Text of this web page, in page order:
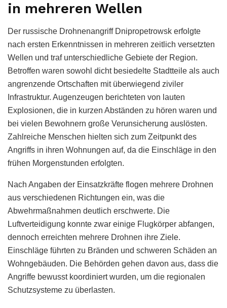
in mehreren Wellen
Der russische Drohnenangriff Dnipropetrowsk erfolgte
nach ersten Erkenntnissen in mehreren zeitlich versetzten
Wellen und traf unterschiedliche Gebiete der Region.
Betroffen waren sowohl dicht besiedelte Stadtteile als auch
angrenzende Ortschaften mit überwiegend ziviler
Infrastruktur. Augenzeugen berichteten von lauten
Explosionen, die in kurzen Abständen zu hören waren und
bei vielen Bewohnern große Verunsicherung auslösten.
Zahlreiche Menschen hielten sich zum Zeitpunkt des
Angriffs in ihren Wohnungen auf, da die Einschläge in den
frühen Morgenstunden erfolgten.
Nach Angaben der Einsatzkräfte flogen mehrere Drohnen
aus verschiedenen Richtungen ein, was die
Abwehrmaßnahmen deutlich erschwerte. Die
Luftverteidigung konnte zwar einige Flugkörper abfangen,
dennoch erreichten mehrere Drohnen ihre Ziele.
Einschläge führten zu Bränden und schweren Schäden an
Wohngebäuden. Die Behörden gehen davon aus, dass die
Angriffe bewusst koordiniert wurden, um die regionalen
Schutzsysteme zu überlasten.